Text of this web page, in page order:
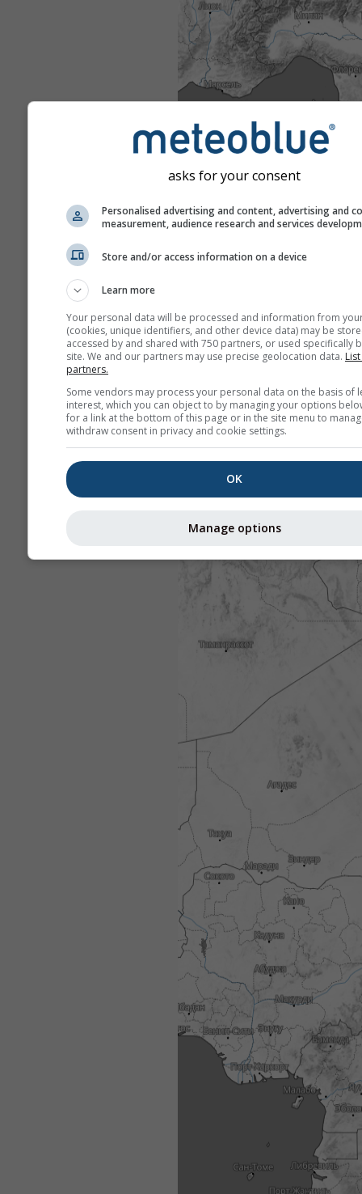
asks for your consent
Personalised advertising and content, advertising and
measurement, audience research and services
Store and/or access information on a device
Learn more
Your personal data will be processed and information from
(cookies, unique identifiers, and other device data) may be
accessed by and shared with 750 partners, or used specifically
site. We and our partners may use precise geolocation data.
partners.
Some vendors may process your personal data on the basis of
interest, which you can object to by managing your options
for a link at the bottom of this page or in the site menu to
withdraw consent in privacy and cookie settings.
OK
Manage options